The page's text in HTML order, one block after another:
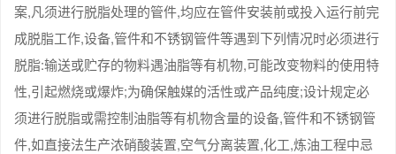
案,凡须进行脱脂处理的管件,均应在管件安装前或投入运行前完
成脱脂工作,设备,管件和不锈钢管件等遇到下列情况时必须进行
脱脂:输送或贮存的物料遇油脂等有机物,可能改变物料的使用特
性,引起燃烧或爆炸;为确保触媒的活性或产品纯度;设计规定必
须进行脱脂或需控制油脂等有机物含量的设备,管件和不锈钢管
件,如直接法生产浓硝酸装置,空气分离装置,化工,炼油工程中忌